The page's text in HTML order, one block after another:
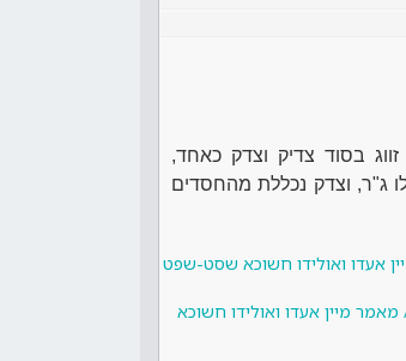
בסוד צדיק וצדק כאחד,
ג"ר, וצדק נכללת מהחסדים
אעדו ואולידו חשוכא שסט-שפט
מיין אעדו ואולידו חשוכא